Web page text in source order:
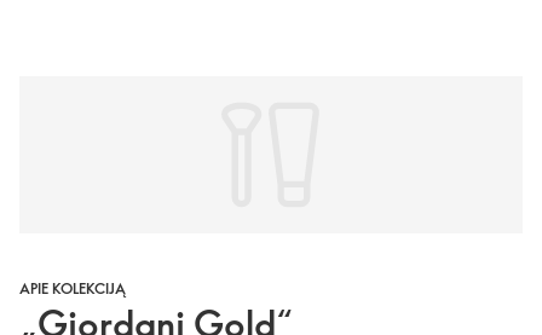
APIE KOLEKCIJĄ
„Giordani Gold“